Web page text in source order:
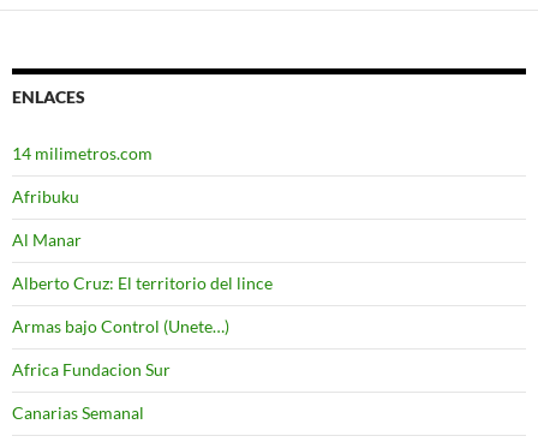
ENLACES
14 milimetros.com
Afribuku
Al Manar
Alberto Cruz: El territorio del lince
Armas bajo Control (Unete…)
Africa Fundacion Sur
Canarias Semanal